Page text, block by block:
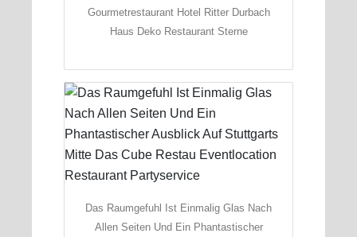
Gourmetrestaurant Hotel Ritter Durbach
Haus Deko Restaurant Sterne
Das Raumgefuhl Ist Einmalig Glas Nach
Allen Seiten Und Ein Phantastischer